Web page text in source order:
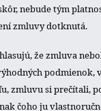
nebude tým
zmluvy dotknutá.
že zmluva
zmluvu si prečítali,
čoho ju